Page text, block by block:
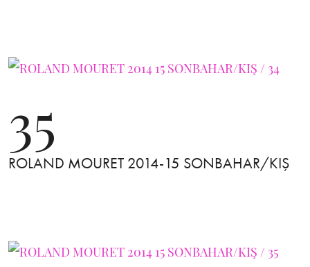
35
ROLAND MOURET 2014-15 SONBAHAR/KIŞ